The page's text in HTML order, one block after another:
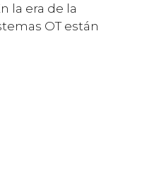
la era de la
OT están